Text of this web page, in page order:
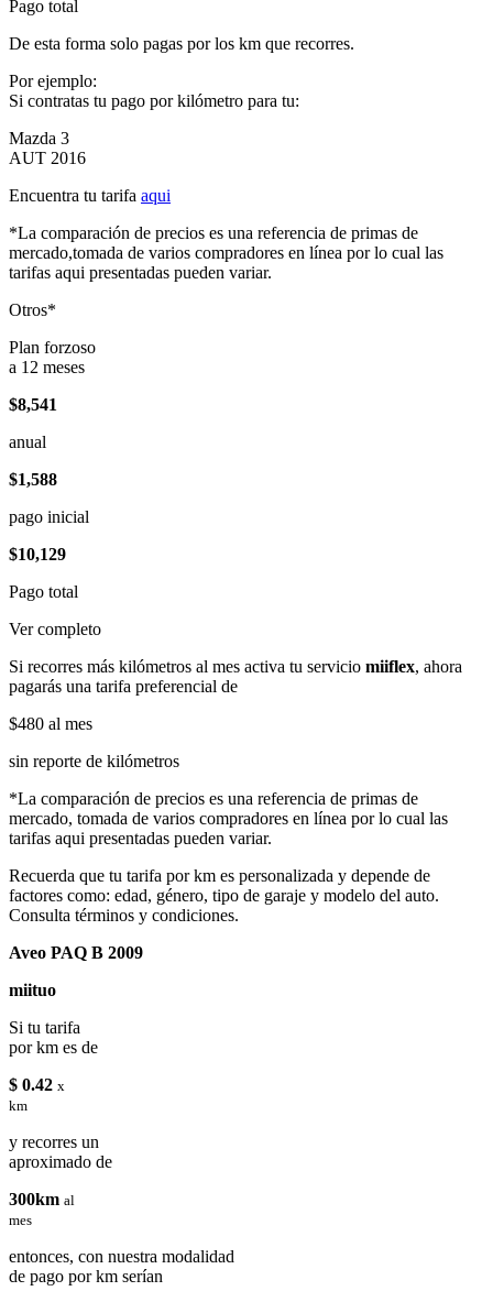
Pago total
De esta forma solo pagas por los km que recorres.
Por ejemplo:
Si contratas tu pago por kilómetro para tu:
Mazda 3
AUT 2016
Encuentra tu tarifa aqui
*La comparación de precios es una referencia de primas de
mercado,tomada de varios compradores en línea por lo cual las
tarifas aqui presentadas pueden variar.
Otros*
Plan forzoso
a 12 meses
$8,541
anual
$1,588
pago inicial
$10,129
Pago total
Ver completo
Si recorres más kilómetros al mes activa tu servicio miiflex, ahora
pagarás una tarifa preferencial de
$480 al mes
sin reporte de kilómetros
*La comparación de precios es una referencia de primas de
mercado, tomada de varios compradores en línea por lo cual las
tarifas aqui presentadas pueden variar.
Recuerda que tu tarifa por km es personalizada y depende de
factores como: edad, género, tipo de garaje y modelo del auto.
Consulta términos y condiciones.
Aveo PAQ B 2009
miituo
Si tu tarifa
por km es de
$ 0.42 x
km
y recorres un
aproximado de
300km al
mes
entonces, con nuestra modalidad
de pago por km serían